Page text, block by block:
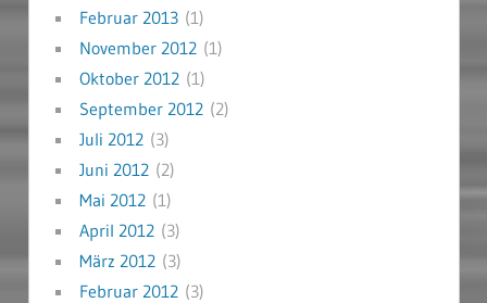
Februar 2013(1)
November 2012(1)
Oktober 2012(1)
September 2012(2)
Juli 2012(3)
Juni 2012(2)
Mai 2012(1)
April 2012(3)
März 2012(3)
Februar 2012(3)